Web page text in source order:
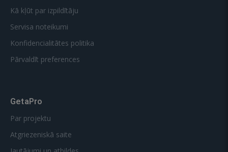
Kā kļūt par izpildītāju
Servisa noteikumi
Konfidencialitātes politika
Pārvaldīt preferences
GetaPro
Par projektu
Atgriezeniskā saite